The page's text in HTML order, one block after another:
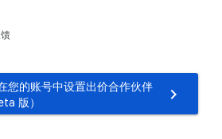
您的账号中设置出价合作伙伴
版）